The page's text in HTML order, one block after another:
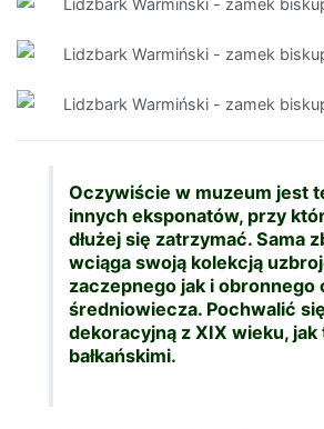
Oczywiście w muzeum jest
innych eksponatów, przy
dłużej się zatrzymać. Sama
wciąga swoją kolekcją
zaczepnego jak i obronnego
średniowiecza. Pochwalić
dekoracyjną z XIX wieku, jak
bałkańskimi.